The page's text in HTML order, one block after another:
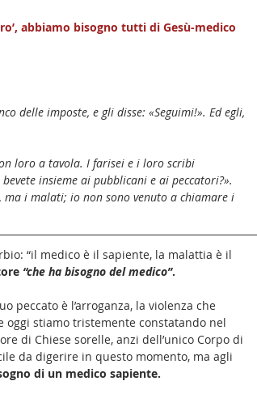
abbiamo bisogno tutti di Gesù-medico
delle imposte, e gli disse: «Seguimi!». Ed egli,
loro a tavola. I farisei e i loro scribi
insieme ai pubblicani e ai peccatori?».
ma i malati; io non sono venuto a chiamare i
“il medico è il sapiente, la malattia è il
“che ha bisogno del medico”.
peccato è l’arroganza, la violenza che
oggi stiamo tristemente constatando nel
di Chiese sorelle, anzi dell’unico Corpo di
da digerire in questo momento, ma agli
di un medico sapiente.